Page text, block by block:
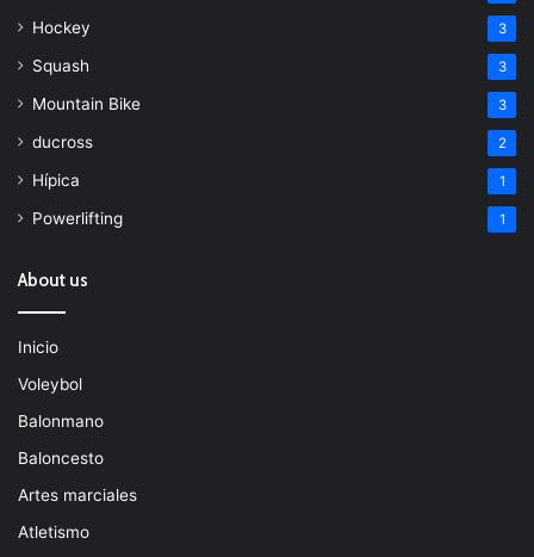
Hockey 3
Squash 3
Mountain Bike 3
ducross 2
Hípica 1
Powerlifting 1
About us
Inicio
Voleybol
Balonmano
Baloncesto
Artes marciales
Atletismo